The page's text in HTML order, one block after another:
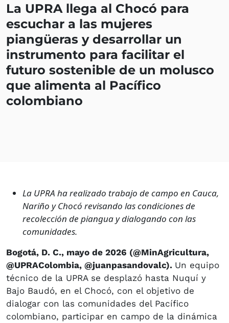
La UPRA llega al Chocó para
escuchar a las mujeres
piangüeras y desarrollar un
instrumento para facilitar el
futuro sostenible de un molusco
que alimenta al Pacífico
colombiano
La UPRA ha realizado trabajo de campo en Cauca,
Nariño y Chocó revisando las condiciones de
recolección de piangua y dialogando con las
comunidades.
Bogotá, D. C., mayo de 2026 (@MinAgricultura,
@UPRAColombia, @juanpasandovalc). Un equipo
técnico de la UPRA se desplazó hasta Nuquí y
Bajo Baudó, en el Chocó, con el objetivo de
dialogar con las comunidades del Pacífico
colombiano, participar en campo de la dinámica